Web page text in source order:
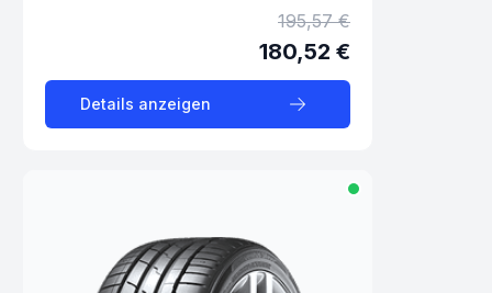
195,57 €
180,52 €
Details anzeigen